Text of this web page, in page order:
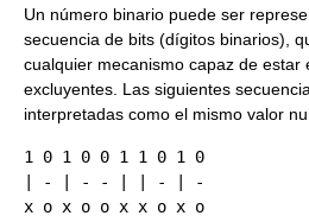
Un número binario puede ser
secuencia de bits (dígitos binarios),
cualquier mecanismo capaz de
excluyentes. Las siguientes
interpretadas como el mismo valor
1 0 1 0 0 1 1 0 1 0
| - | - - | | - | -
x o x o o x x o x o